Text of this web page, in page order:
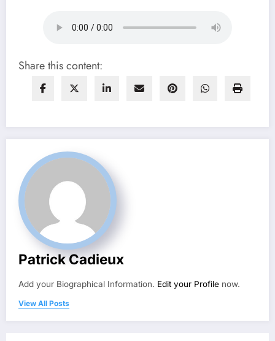
Share this content:
Patrick Cadieux
Add your Biographical Information. Edit your Profile now.
View All Posts